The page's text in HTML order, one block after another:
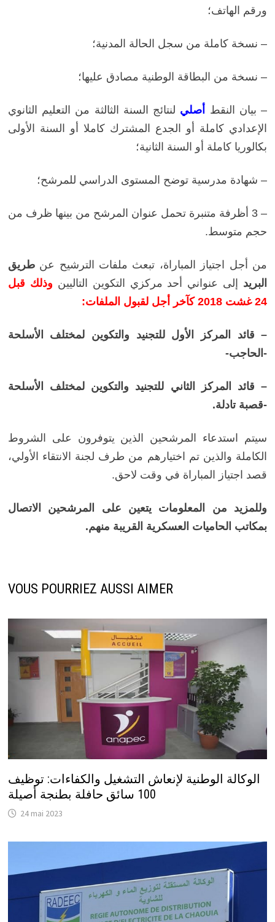
ورقم الهاتف؛
– نسخة كاملة من سجل الحالة المدنية؛
– نسخة من البطاقة الوطنية مصادق عليها؛
– بيان النقط أصلي لنتائج السنة الثالثة من التعليم الثانوي
الإعدادي كاملة أو الجدع المشترك كاملا أو السنة الأولى
بكالوريا كاملة أو السنة الثانية؛
– شهادة مدرسية توضح المستوى الدراسي للمرشح؛
–
3 أظرفة متنبرة تحمل عنوان المرشح من بينها ظرف من
حجم متوسط.
من أجل اجتياز المباراة، تبعث ملفات الترشيح عنطريق
البريد إلى عنواني أحد مركزي التكوين التاليين وذلك قبل
24 غشت 2018 كآخر أجل لقبول الملفات
:
– قائد المركز الأول للتجنيد والتكوين لمختلف الأسلحة
-الحاجب-
– قائد المركز الثاني للتجنيد والتكوين لمختلف الأسلحة
-قصبة تادلة.
سيتم استدعاء المرشحين الذين يتوفرون على الشروط
الكاملة والذين تم اختيارهم من طرف لجنة الانتقاء الأولي،
قصد اجتياز المباراة في وقت لاحق.
وللمزيد من المعلومات يتعين على المرشحين الاتصال
بمكاتب الحاميات العسكرية القريبة منهم.
VOUS POURRIEZ AUSSI AIMER
الوكالة الوطنية لإنعاش التشغيل والكفاءات: توظيف
100 سائق حافلة بطنجة أصيلة
24 mai 2023